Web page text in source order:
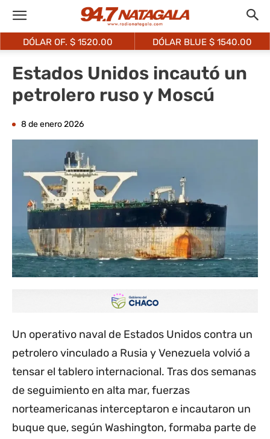
DÓLAR OF. $ 1520.00 DÓLAR BLUE $ 1540.00
Estados Unidos incautó un
petrolero ruso y Moscú
8 de enero 2026
Un operativo naval de Estados Unidos contra un
petrolero vinculado a Rusia y Venezuela volvió a
tensar el tablero internacional. Tras dos semanas
de seguimiento en alta mar, fuerzas
norteamericanas interceptaron e incautaron un
buque que, según Washington, formaba parte de